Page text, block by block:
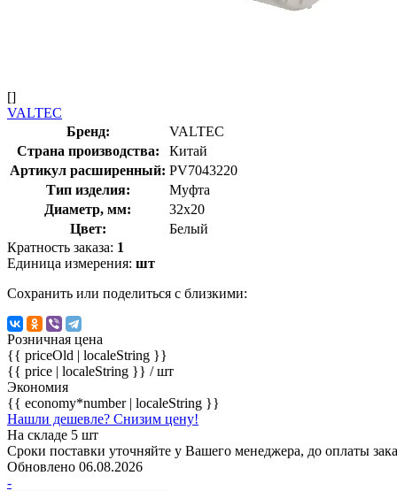
[]
VALTEC
Бренд:
VALTEC
Страна производства:
Китай
Артикул расширенный: PV7043220
Тип изделия:
Муфта
Диаметр, мм:
32x20
Цвет:
Белый
Кратность заказа: 1
Единица измерения: шт
Сохранить или поделиться с близкими:
Розничная цена
{{ priceOld | localeString }}
{{ price | localeString }} / шт
Экономия
{{ economy*number | localeString }}
Нашли дешевле? Снизим цену!
На складе 5 шт
Сроки поставки уточняйте у Вашего менеджера, до оплаты
Обновлено 06.08.2026
-